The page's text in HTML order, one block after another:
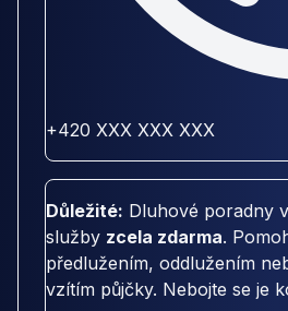
+420 XXX XXX XXX
Důležité: Dluhové poradny
služby zcela zdarma.
předlužením, oddlužením
vzítím půjčky. Nebojte se je